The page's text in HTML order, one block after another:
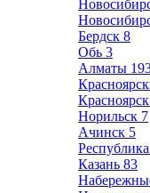
Бердск 8
Обь 3
Алматы
Красноярск
Норильск 7
Ачинск 5
Казань 83